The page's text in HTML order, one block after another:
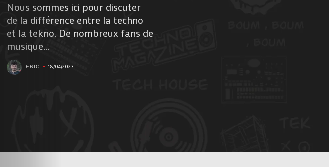
Nous sommes ici pour discuter
de la différence entre la techno
et la tekno. De nombreux fans de
musique...
ERIC 18/04/2023